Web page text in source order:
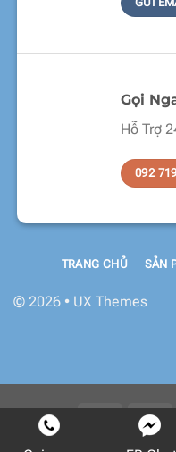
Gọi
Hỗ Trợ
092
© 2026 • UX Themes
TRANG CHỦ SẢN
Copyright